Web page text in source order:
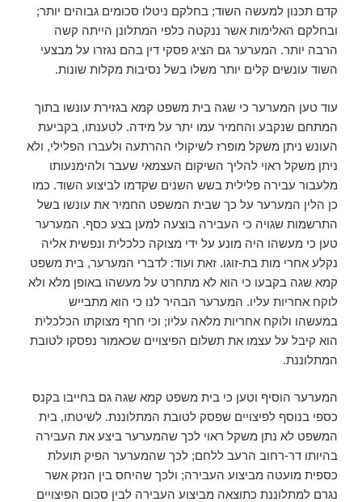
קדם תכנון למעשה השוד; בחלקם ניטלו סכומים גבוהים יותר;
ובחלקם האלימות אשר ננקטה כלפי המתלונן הייתה קשה
הרבה יותר. המערער גם הציג פסקי דין בהם נגזרו על מבצעי
השוד עונשים קלים יותר משלו בשל נסיבות מקלות שונות.
עוד טען המערער כי שגה בית משפט קמא בגזירת עונשו בתוך
המתחם שנקבע והחמיר עמו יתר על מידה. לטענתו, בקביעת
העונש ניתן משקל מופרז לשיקולי ההרתעה ולעברו הפלילי, ולא
ניתן משקל ראוי להליך השיקום העצמאי שעבר ולהימנעותו
מלעבור עבירה פלילית בשש השנים שקדמו לביצוע השוד. כמו
כן הלין המערער על כך שבית המשפט החמיר את עונשו בשל
התרשמות שגויה כי העבירה בוצעה למען בצע כסף. המערער
טען כי מעשהו היה מונע על ידי מצוקה כלכלית ונפשית אליה
נקלע אחרי מות בת-זוגו. זאת ועוד: לדברי המערער, בית משפט
קמא שגה בקבעו כי הוא לא מתחרט על מעשהו באופן מלא ולא
לוקח אחריות עליו. המערער הבהיר לנו כי הוא מתבייש
במעשהו ולוקח אחריות מלאה עליו; וכי חרף מצוקתו הכלכלית
הוא קיבל על עצמו את תשלום הפיצויים שכאמור נפסקו לטובת
המתלוננת.
המערער הוסיף וטען כי בית משפט קמא שגה גם בחייבו בקנס
כספי בנוסף לפיצויים שפסק לטובת המתלוננת. לשיטתו, בית
המשפט לא נתן משקל ראוי לכך שהמערער ביצע את העבירה
בהיותו דר-רחוב הרעב ללחם; לכך שהמערער הפיק תועלת
כספית מועטה מביצוע העבירה; ולכך שהיחס בין הנזק אשר
נגרם למתלוננת כתוצאה מביצוע העבירה לבין סכום הפיצויים